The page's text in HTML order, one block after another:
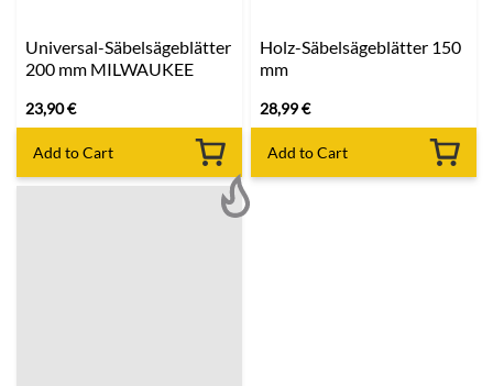
Universal-Säbelsägeblätter
200 mm MILWAUKEE
23,90€
Add to Cart
Holz-Säbelsägeblätter 150
mm
28,99€
Add to Cart